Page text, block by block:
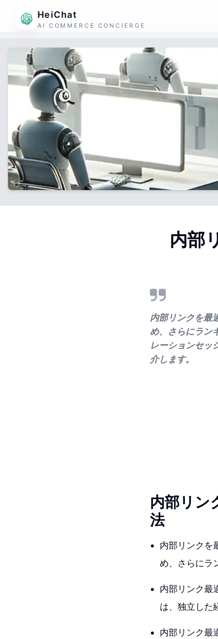
HeiChat
AI COMMERCE CONCIERGE
内部
内部リンクを最
め、さらにラン
レーションセッ
介します。
内部リン
法
内部リンクを
め、さらにラ
内部リンク最
は、独立した
内部リンク最